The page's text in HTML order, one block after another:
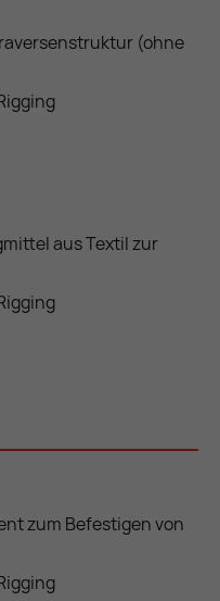
(ohne
aus Textil zur
zum Befestigen von